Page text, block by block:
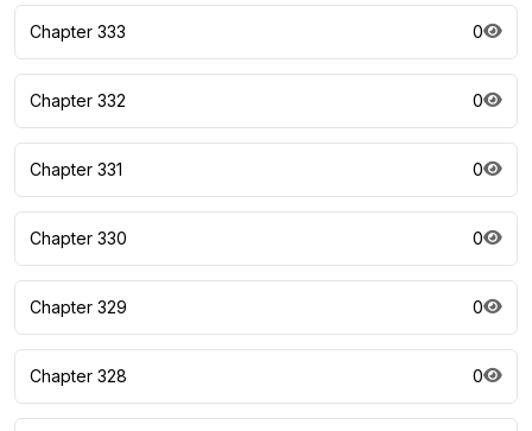
Chapter 333 0
Chapter 332 0
Chapter 331 0
Chapter 330 0
Chapter 329 0
Chapter 328 0